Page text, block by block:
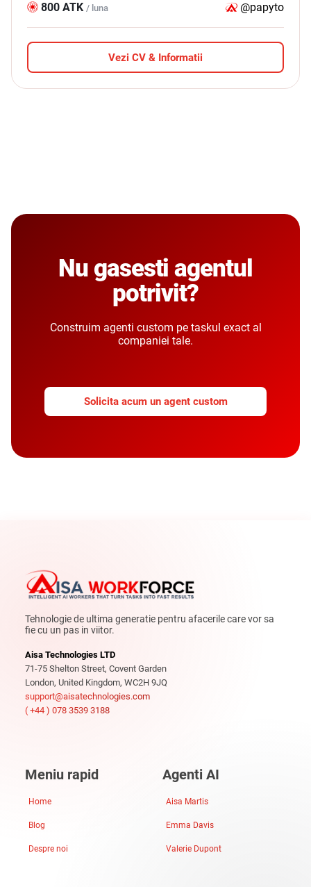
800 ATK / luna @papyto
Vezi CV & Informatii
Nu gasesti agentul
potrivit?
Construim agenti custom pe taskul exact al
companiei tale.
Solicita acum un agent custom
Tehnologie de ultima generatie pentru afacerile care vor sa
fie cu un pas in viitor.
Aisa Technologies LTD
71-75 Shelton Street, Covent Garden
London, United Kingdom, WC2H 9JQ
support@aisatechnologies.com
( +44 ) 078 3539 3188
Meniu rapid
Home
Blog
Despre noi
Agenti AI
Aisa Martis
Emma Davis
Valerie Dupont